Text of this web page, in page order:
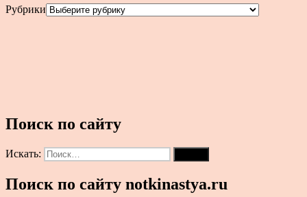
Рубрики
Поиск по сайту
Искать:
Поиск по сайту notkinastya.ru